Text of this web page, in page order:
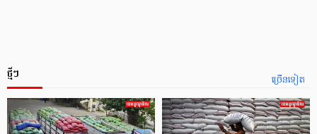
ច្រើនទៀត
ថ្មីៗ